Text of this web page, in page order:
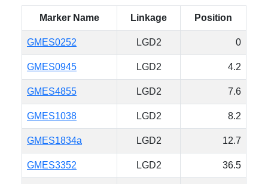
Marker Name Linkage Position
GMES0252 LGD2 0
GMES0945 LGD2 4.2
GMES4855 LGD2 7.6
GMES1038 LGD2 8.2
GMES1834a LGD2 12.7
GMES3352 LGD2 36.5